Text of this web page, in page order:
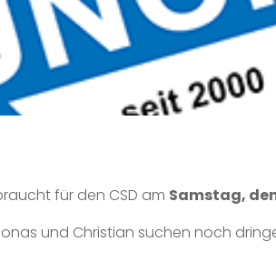
für den CSD am Samstag,
und Christian suchen noch